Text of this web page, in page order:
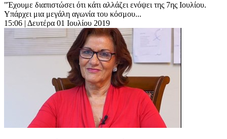
"Έχουμε διαπιστώσει ότι κάτι αλλάζει ενόψει της 7ης Ιουλίου.
Υπάρχει μια μεγάλη αγωνία του κόσμου...
15:06 | Δευτέρα 01 Ιουλίου 2019